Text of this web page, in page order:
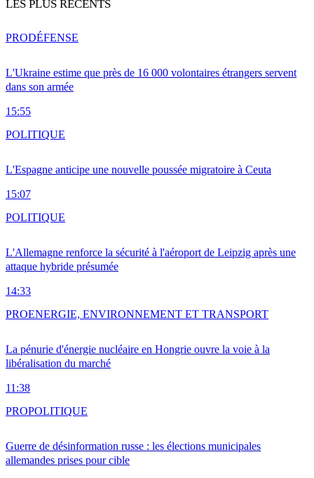
LES PLUS RÉCENTS
L'Ukraine estime que près de 16 000 volontaires étrangers servent
dans son armée
15:55
PRODÉFENSE
L'Espagne anticipe une nouvelle poussée migratoire à Ceuta
15:07
POLITIQUE
L'Allemagne renforce la sécurité à l'aéroport de Leipzig après une
attaque hybride présumée
14:33
POLITIQUE
La pénurie d'énergie nucléaire en Hongrie ouvre la voie à la
libéralisation du marché
11:38
PROENERGIE, ENVIRONNEMENT ET TRANSPORT
Guerre de désinformation russe : les élections municipales
allemandes prises pour cible
PROPOLITIQUE